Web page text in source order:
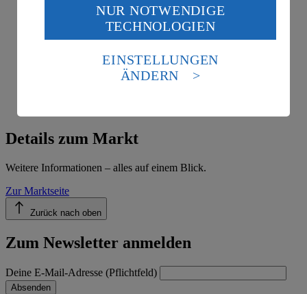
Details zum Markt
Weitere Informationen – alles auf einem Blick.
Zur Marktseite
Zurück nach oben
Zum Newsletter anmelden
Deine E-Mail-Adresse (Pflichtfeld)
Absenden
Wenn du auf „Aktivieren“ klickst, willigst du im Sinne
des Art. 49 Abs. 1 Satz 1 lit. a) DSGVO ein, dass deine
Daten in den USA verarbeitet werden. Der EuGH sieht
die USA als Land mit einem nach europäischen
Standards nicht angemessenen Datenschutzniveau an.
Es besteht das Risiko eines Zugriffs durch US-
Informationen zum Herausgeber der Seite findest du
im
Impressum
NUR NOTWENDIGE
TECHNOLOGIEN
EINSTELLUNGEN
ÄNDERN